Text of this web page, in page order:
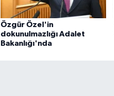
Özgür Özel'in
dokunulmazlığı Adalet
Bakanlığı'nda